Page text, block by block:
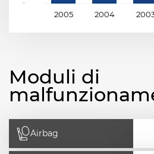
2005 2004
Moduli di
Airbag